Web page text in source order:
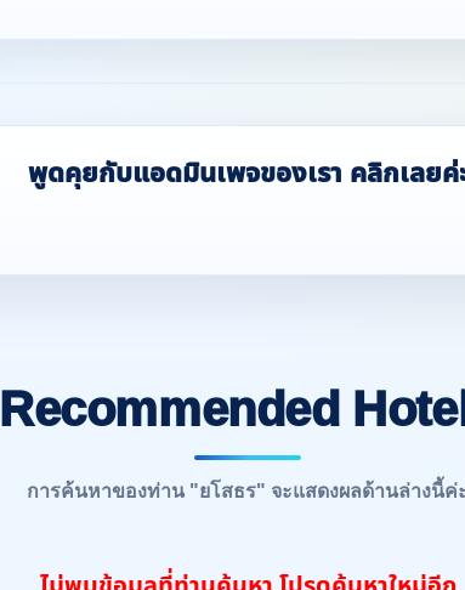
พูดคุยกับแอดมินเพจของเรา คลิกเลยค่
Recommended
การค้นหาของท่าน "ยโสธร" จะแสดงผลด้านล่างนี้ค่